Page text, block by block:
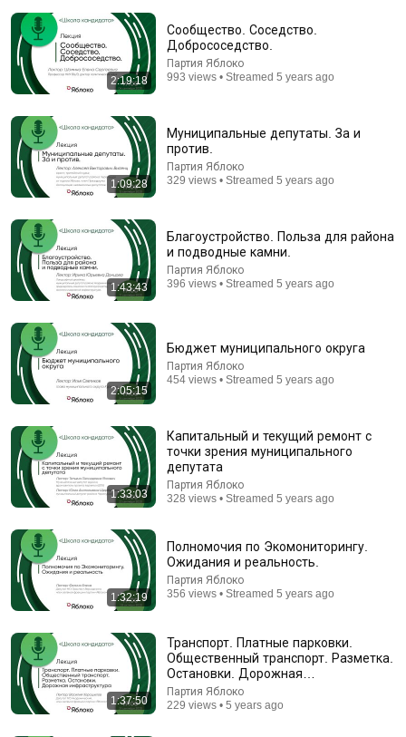
Comment...
ИНФОУРОК
Auto-dubbed
29K views
How Do Hackers Work for the State? A Deep Dive
Александр Соколовский
Auto-dubbed
157K views
2:19:18
Сообщество. Соседство.
Добрососедство.
Партия Яблоко
993 views • Streamed 5 years ago
1:09:28
Муниципальные депутаты. За и
против.
Партия Яблоко
329 views • Streamed 5 years ago
1:43:43
Благоустройство. Польза для района
и подводные камни.
Партия Яблоко
396 views • Streamed 5 years ago
2:05:15
Бюджет муниципального округа
Партия Яблоко
454 views • Streamed 5 years ago
1:33:03
Капитальный и текущий ремонт с
точки зрения муниципального
депутата
Партия Яблоко
328 views • Streamed 5 years ago
1:32:19
Полномочия по Экомониторингу.
Ожидания и реальность.
Партия Яблоко
356 views • Streamed 5 years ago
1:37:50
Транспорт. Платные парковки.
Общественный транспорт. Разметка.
Остановки. Дорожная
инфраструктура
Партия Яблоко
229 views • 5 years ago